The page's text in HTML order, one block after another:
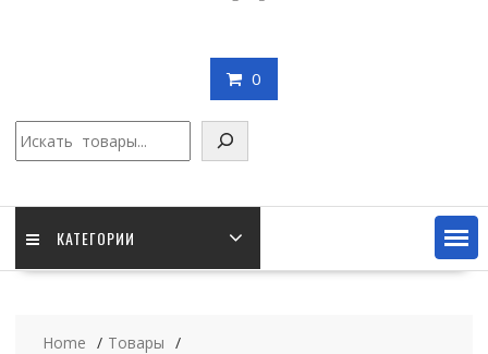
0
КАТЕГОРИИ
Home
Товары